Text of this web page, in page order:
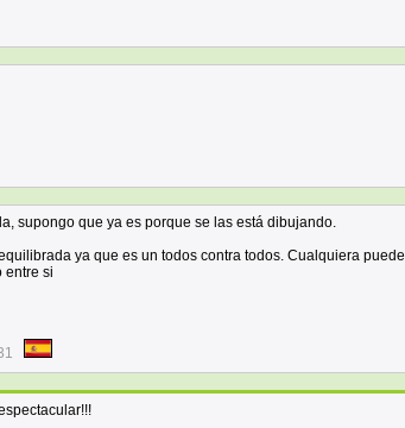
supongo que ya es porque se las está dibujando.
ya que es un todos contra todos. Cualquiera
entre si